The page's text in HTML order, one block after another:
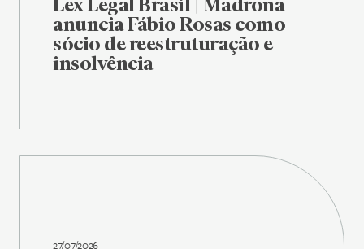
anuncia Fábio Rosas como
sócio de reestruturação e
insolvência
27/07/2026